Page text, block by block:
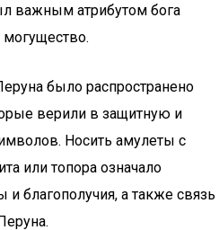
важным атрибутом бога
могущество.
было распространено
верили в защитную и
Носить амулеты с
или топора означало
благополучия, а также связь